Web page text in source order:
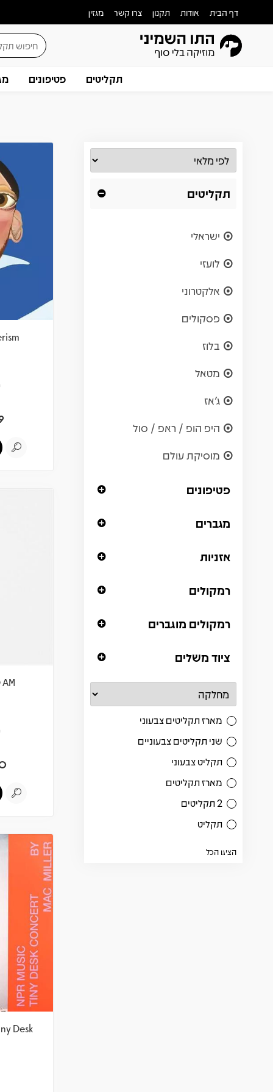
דף הבית אודות תקנון צרו קשר מגזין
תקליטים פטיפונים
תקליטים
ישראלי
לועזי
אלקטרוני
פסקולים
בלוז
מטאל
ג'אז
היפ הופ / ראפ / סול
מוסיקת עולם
פטיפונים
מגברים
אזניות
רמקולים
רמקולים מוגברים
ציוד משלים
מארז תקליטים צבעוני
שני תקליטים צבעוניים
תקליט צבעוני
מארז תקליטים
2 תקליטים
תקליט
הציגו הכל
Desk